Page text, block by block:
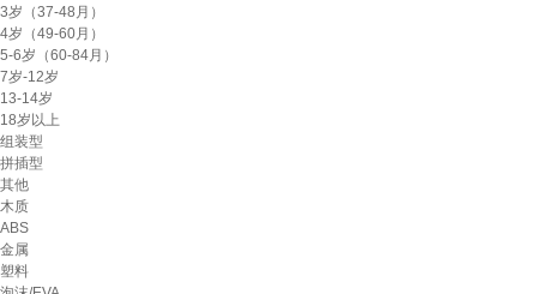
3岁（37-48月）
4岁（49-60月）
5-6岁（60-84月）
7岁-12岁
13-14岁
18岁以上
组装型
拼插型
其他
木质
ABS
金属
塑料